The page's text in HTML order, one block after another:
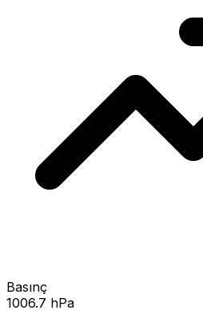
Basınç
1006.7 hPa